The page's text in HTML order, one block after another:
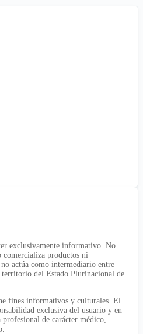
exclusivamente informativo. No
comercializa productos ni
actúa como intermediario entre
del Estado Plurinacional de
fines informativos y culturales. El
exclusiva del usuario y en
de carácter médico,